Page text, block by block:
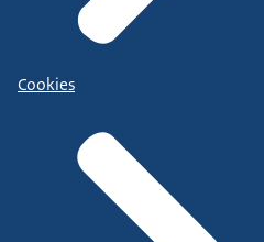
Cookies